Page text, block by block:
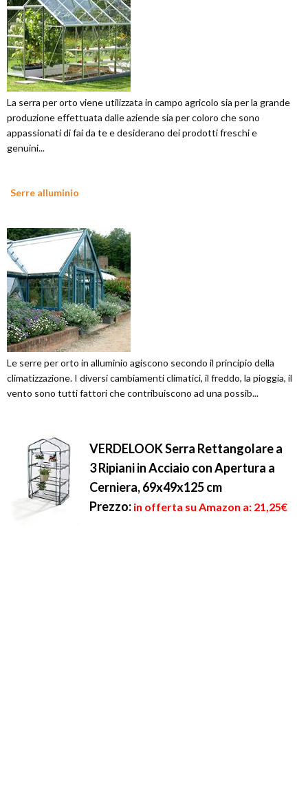
La serra per orto viene utilizzata in campo agricolo sia per la grande
produzione effettuata dalle aziende sia per coloro che sono
appassionati di fai da te e desiderano dei prodotti freschi e
genuini...
Serre alluminio
Le serre per orto in alluminio agiscono secondo il principio della
climatizzazione. I diversi cambiamenti climatici, il freddo, la pioggia, il
vento sono tutti fattori che contribuiscono ad una possib...
VERDELOOK Serra Rettangolare a
3 Ripiani in Acciaio con Apertura a
Cerniera, 69x49x125 cm
Prezzo: in offerta su Amazon a: 21,25€